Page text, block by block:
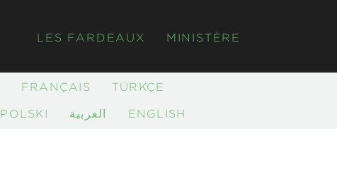
LES FARDEAUX MINISTÈRE
FRANÇAIS
TÜRKÇE
POLSKI العربية ENGLISH